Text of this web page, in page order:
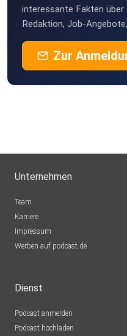
interessante Fakten
Redaktion, Job-
Zur
Unternehmen
Team
Karriere
Impressum
Werben auf podcast.de
Dienst
Podcast anmelden
Podcast hochladen